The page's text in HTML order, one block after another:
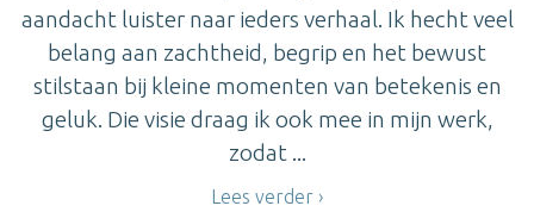
aandacht luister naar ieders verhaal. Ik hecht veel
belang aan zachtheid, begrip en het bewust
stilstaan bij kleine momenten van betekenis en
geluk. Die visie draag ik ook mee in mijn werk,
zodat ...
Lees verder